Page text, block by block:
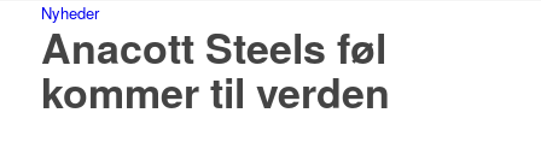
Nyheder
Anacott Steels føl
kommer til verden